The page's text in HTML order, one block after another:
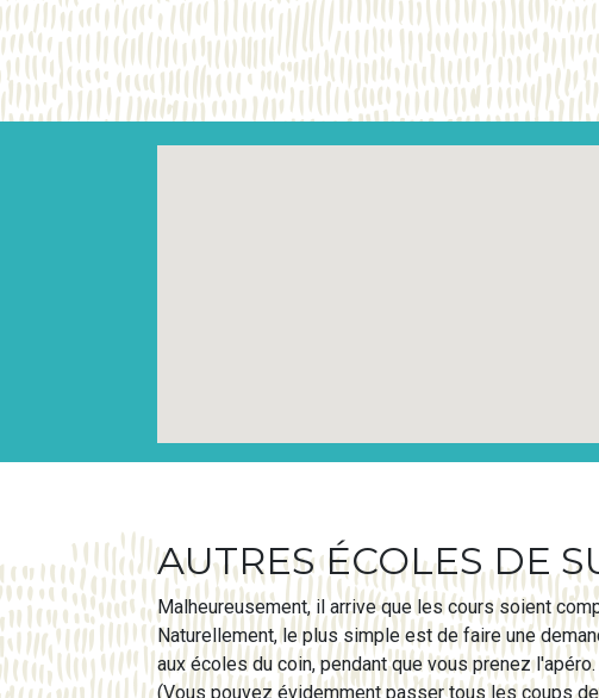
AUTRES ÉCOLES DE
Malheureusement, il arrive que les cours soient
Naturellement, le plus simple est de faire une
aux écoles du coin, pendant que vous prenez l'apéro.
(Vous pouvez évidemment passer tous les coups